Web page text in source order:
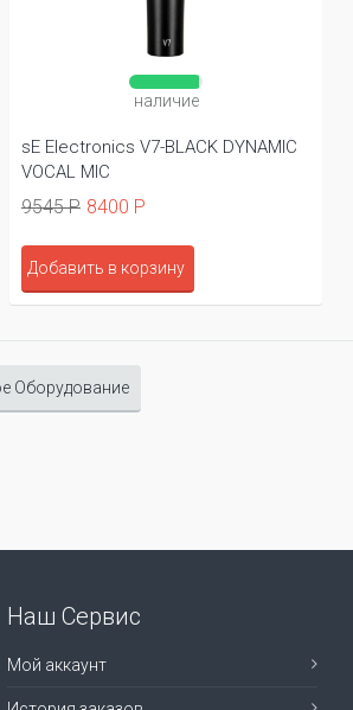
наличие
sE Electronics V7-BLACK DYNAMIC
VOCAL MIC
9545 Р 8400 Р
Добавить в корзину
Оборудование
Наш Сервис
Мой аккаунт